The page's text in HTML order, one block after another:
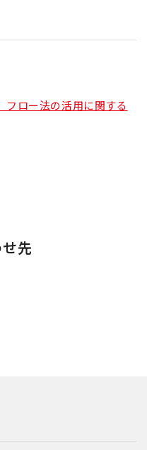
フロー法の活用に関する
先